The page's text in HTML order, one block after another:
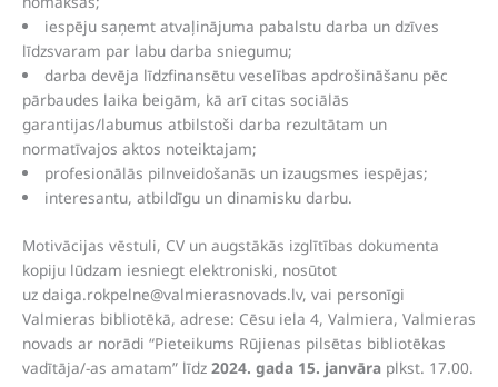
iespēju saņemt atvaļinājuma pabalstu darba un dzīves
līdzsvaram par labu darba sniegumu;
darba devēja līdzfinansētu veselības apdrošināšanu pēc
pārbaudes laika beigām, kā arī citas sociālās
garantijas/labumus atbilstoši darba rezultātam un
normatīvajos aktos noteiktajam;
profesionālās pilnveidošanās un izaugsmes iespējas;
interesantu, atbildīgu un dinamisku darbu.
Motivācijas vēstuli, CV un augstākās izglītības dokumenta
kopiju lūdzam iesniegt elektroniski, nosūtot
uz daiga.rokpelne@valmierasnovads.lv, vai personīgi
Valmieras bibliotēkā, adrese: Cēsu iela 4, Valmiera, Valmieras
novads ar norādi “Pieteikums Rūjienas pilsētas bibliotēkas
vadītāja/-as amatam” līdz 2024. gada 15. janvāra plkst. 17.00.